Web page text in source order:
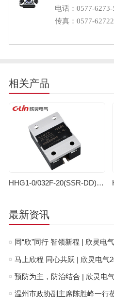
电话：0577-6273-
传真：0577-
相关产品
HHG1-0/032F-20(SSR-DD)（改进型）单相固体继电器(直流控制直流)
最新资讯